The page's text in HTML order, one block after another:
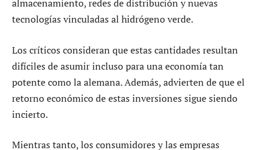
almacenamiento, redes de distribución y nuevas
tecnologías vinculadas al hidrógeno verde.
Los críticos consideran que estas cantidades resultan
difíciles de asumir incluso para una economía tan
potente como la alemana. Además, advierten de que el
retorno económico de estas inversiones sigue siendo
incierto.
Mientras tanto, los consumidores y las empresas